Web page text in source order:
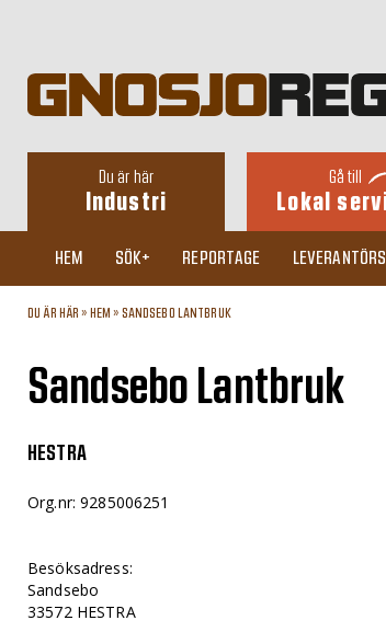
Du är här
Industri
Gå till
Lokal
HEM SÖK+ REPORTAGE
DU ÄR HÄR » HEM » SANDSEBO LANTBRUK
Sandsebo Lantbruk
HESTRA
Org.nr: 9285006251
Besöksadress:
Sandsebo
33572 HESTRA